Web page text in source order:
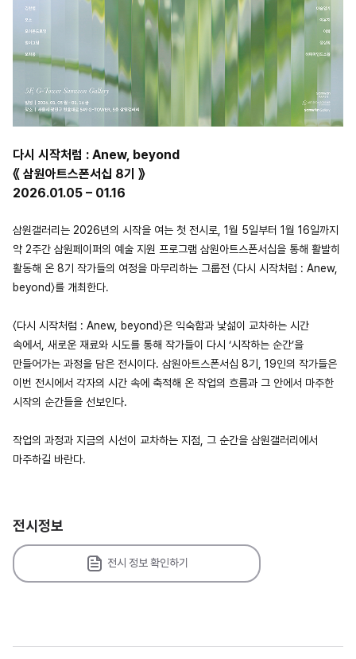
다시 시작처럼 : Anew, beyond
《 삼원아트스폰서십 8기 》
2026.01.05 – 01.16
삼원갤러리는 2026년의 시작을 여는 첫 전시로, 1월 5일부터 1월 16일까지
약 2주간 삼원페이퍼의 예술 지원 프로그램 삼원아트스폰서십을 통해 활발히
활동해 온 8기 작가들의 여정을 마무리하는 그룹전 〈다시 시작처럼 : Anew,
beyond〉를 개최한다.
〈다시 시작처럼 : Anew, beyond〉은 익숙함과 낯섦이 교차하는 시간
속에서, 새로운 재료와 시도를 통해 작가들이 다시 ‘시작하는 순간’을
만들어가는 과정을 담은 전시이다. 삼원아트스폰서십 8기, 19인의 작가들은
이번 전시에서 각자의 시간 속에 축적해 온 작업의 흐름과 그 안에서 마주한
시작의 순간들을 선보인다.
작업의 과정과 지금의 시선이 교차하는 지점, 그 순간을 삼원갤러리에서
마주하길 바란다.
전시정보
전시 정보 확인하기